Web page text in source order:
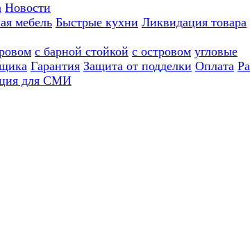
Новости
мебель Быстрые кухни Ликвидация товара
с барной стойкой с островом угловые
Гарантия Защита от подделки Оплата
для СМИ